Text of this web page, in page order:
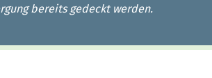
bereits gedeckt werden.